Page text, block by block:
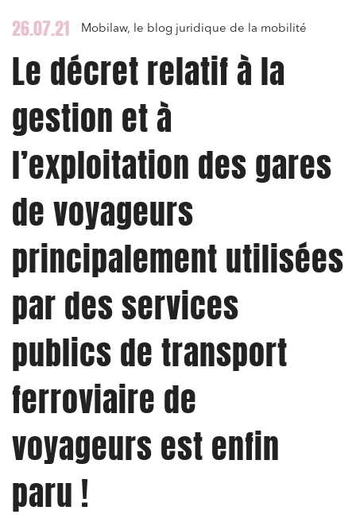
26.07.21 Mobilaw, le blog juridique de la mobilité
Le décret relatif à la
gestion et à
l’exploitation des gares
de voyageurs
principalement utilisées
par des services
publics de transport
ferroviaire de
voyageurs est enfin
paru !